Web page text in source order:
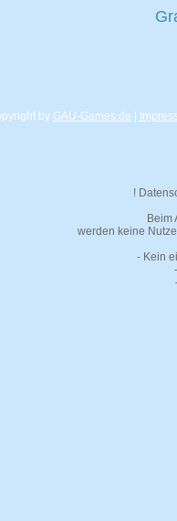
by GAU-Games.de
!
Beim
werden keine
- Kein